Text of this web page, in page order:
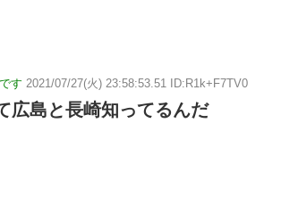
す 2021/07/27(火) 23:58:53.51 ID:R1k+F7TV0
広島と長崎知ってるんだ